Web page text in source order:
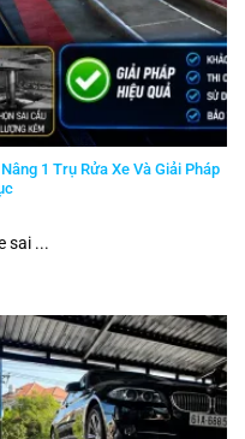
1 Trụ Rửa Xe Và Giải Pháp
sai ...